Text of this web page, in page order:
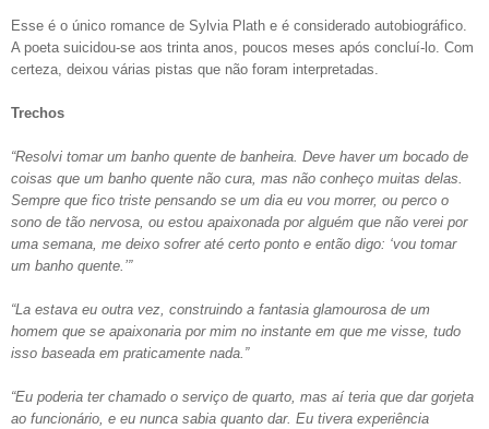
Esse é o único romance de Sylvia Plath e é considerado autobiográfico.
A poeta suicidou-se aos trinta anos, poucos meses após concluí-lo. Com
certeza, deixou várias pistas que não foram interpretadas.
Trechos
“Resolvi tomar um banho quente de banheira. Deve haver um bocado de
coisas que um banho quente não cura, mas não conheço muitas delas.
Sempre que fico triste pensando se um dia eu vou morrer, ou perco o
sono de tão nervosa, ou estou apaixonada por alguém que não verei por
uma semana, me deixo sofrer até certo ponto e então digo: ‘vou tomar
um banho quente.’”
“La estava eu outra vez, construindo a fantasia glamourosa de um
homem que se apaixonaria por mim no instante em que me visse, tudo
isso baseada em praticamente nada.”
“Eu poderia ter chamado o serviço de quarto, mas aí teria que dar gorjeta
ao funcionário, e eu nunca sabia quanto dar. Eu tivera experiência